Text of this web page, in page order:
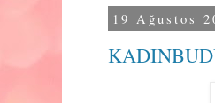
19 Ağustos